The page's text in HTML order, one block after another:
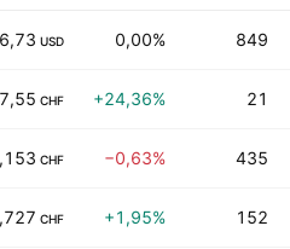
USD 0,00% 849
CHF +24,36% 21
CHF −0,63% 435
CHF +1,95% 152